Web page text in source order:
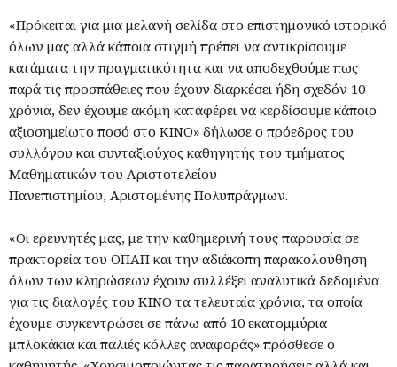
«Πρόκειται για μια μελανή σελίδα στο επιστημονικό ιστορικό
όλων μας αλλά κάποια στιγμή πρέπει να αντικρίσουμε
κατάματα την πραγματικότητα και να αποδεχθούμε πως
παρά τις προσπάθειες που έχουν διαρκέσει ήδη σχεδόν 10
χρόνια, δεν έχουμε ακόμη καταφέρει να κερδίσουμε κάποιο
αξιοσημείωτο ποσό στο ΚΙΝΟ» δήλωσε ο πρόεδρος του
συλλόγου και συνταξιούχος καθηγητής του τμήματος
Μαθηματικών του Αριστοτελείου
Πανεπιστημίου, Αριστομένης Πολυπράγμων.
«Οι ερευνητές μας, με την καθημερινή τους παρουσία σε
πρακτορεία του ΟΠΑΠ και την αδιάκοπη παρακολούθηση
όλων των κληρώσεων έχουν συλλέξει αναλυτικά δεδομένα
για τις διαλογές του ΚΙΝΟ τα τελευταία χρόνια, τα οποία
έχουμε συγκεντρώσει σε πάνω από 10 εκατομμύρια
μπλοκάκια και παλιές κόλλες αναφοράς» πρόσθεσε ο